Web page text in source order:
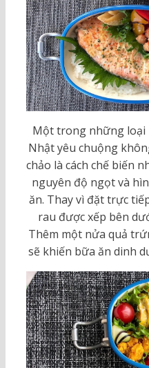
Một trong những loại
Nhật yêu chuộng
chảo là cách chế biến
nguyên độ ngọt và
ăn. Thay vì đặt trực
rau được xếp bên
Thêm một nửa quả
sẽ khiến bữa ăn dinh